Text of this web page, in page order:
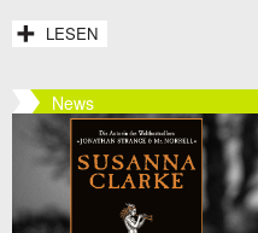
LESEN
News